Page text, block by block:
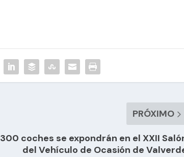
PRÓXIMO
300 coches se expondrán en el XXII
del Vehículo de Ocasión de